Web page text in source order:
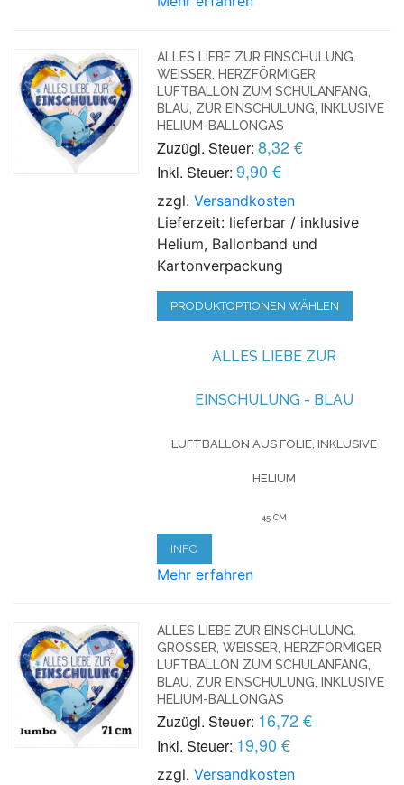
ALLES LIEBE ZUR EINSCHULUNG.
WEISSER, HERZFÖRMIGER L
UFTBALLON ZUM SCHULANFANG, B
LAU, ZUR EINSCHULUNG, INKLUSIVE H
ELIUM-BALLONGAS
Zuzügl. Steuer: 8,32 €
Inkl. Steuer: 9,90 €
zzgl.Versandkosten
Lieferzeit: lieferbar / inklusive
Helium, Ballonband und
Kartonverpackung
PRODUKTOPTIONEN WÄHLEN
ALLES LIEBE ZUR
EINSCHULUNG - BLAU
LUFTBALLON AUS FOLIE, INKLUSIVE
HELIUM
45 CM
INFO
Mehr erfahren
ALLES LIEBE ZUR EINSCHULUNG.
GROSSER, WEISSER, HERZFÖRMIGER LU
FTBALLON ZUM SCHULANFANG, BL
AU, ZUR EINSCHULUNG, INKLUSIVE HE
LIUM-BALLONGAS
Zuzügl. Steuer: 16,72 €
Inkl. Steuer: 19,90 €
zzgl.Versandkosten